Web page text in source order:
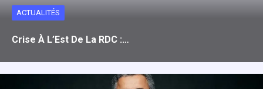
ACTUALITÉS
Crise À L’Est De La RDC :…